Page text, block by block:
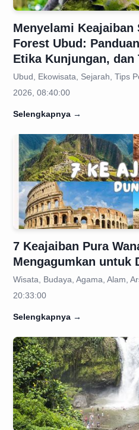
Menyelami Keajaiban
Forest Ubud:
Etika Kunjungan, dan
Ubud, Ekowisata, Sejarah, Tips
2026, 08:40:00
Selengkapnya →
7 Keajaiban Pura
Mengagumkan untuk
Wisata, Budaya, Agama, Alam,
20:33:00
Selengkapnya →